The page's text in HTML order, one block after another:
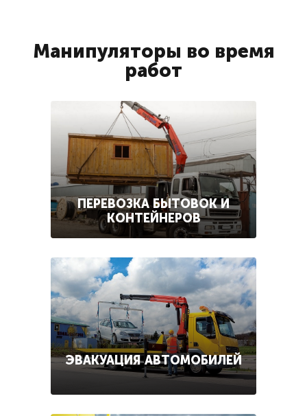
Манипуляторы во время
работ
ПЕРЕВОЗКА БЫТОВОК И
КОНТЕЙНЕРОВ
ЭВАКУАЦИЯ АВТОМОБИЛЕЙ